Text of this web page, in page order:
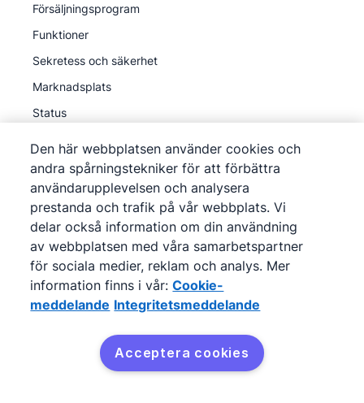
Försäljningsprogram
Funktioner
Sekretess och säkerhet
Marknadsplats
Status
Upptäck
Partnerprogram
Kurs i försäljningspipelines
Vad är CRM?
CRM-jämförelse
Den här webbplatsen använder cookies och
andra spårningstekniker för att förbättra
användarupplevelsen och analysera
prestanda och trafik på vår webbplats. Vi
delar också information om din användning
av webbplatsen med våra samarbetspartner
för sociala medier, reklam och analys. Mer
information finns i vår: Cookie-
meddelande Integritetsmeddelande
Acceptera cookies